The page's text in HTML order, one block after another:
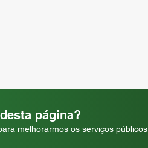
página?
melhorarmos os serviços públicos